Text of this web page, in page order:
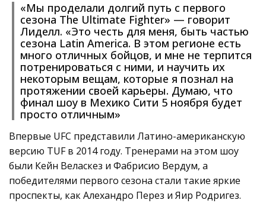
«Мы проделали долгий путь с первого
сезона The Ultimate Fighter» — говорит
Лиделл. «Это честь для меня, быть частью
сезона Latin America. В этом регионе есть
много отличных бойцов, и мне не терпится
потренироваться с ними, и научить их
некоторым вещам, которые я познал на
протяжении своей карьеры. Думаю, что
финал шоу в Мехико Сити 5 ноября будет
просто отличным»
Впервые UFC представили Латино-американскую
версию TUF в 2014 году. Тренерами на этом шоу
были Кейн Веласкез и Фабрисио Вердум, а
победителями первого сезона стали такие яркие
проспекты, как Алехандро Перез и Яир Родригез.